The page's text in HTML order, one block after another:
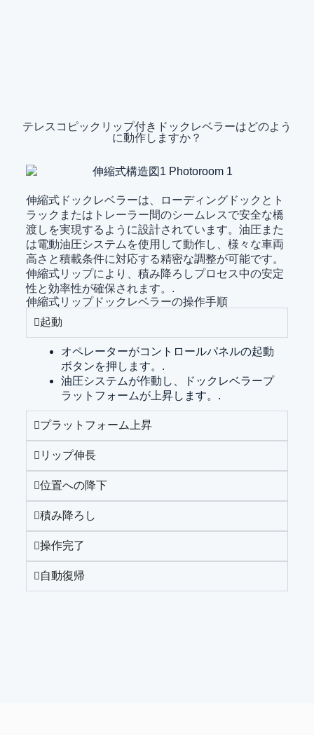
テレスコピックリップ付きドックレベラーはどのよう
に動作しますか？
伸縮式ドックレベラーは、ローディングドックとト
ラックまたはトレーラー間のシームレスで安全な橋
渡しを実現するように設計されています。油圧また
は電動油圧システムを使用して動作し、様々な車両
高さと積載条件に対応する精密な調整が可能です。
伸縮式リップにより、積み降ろしプロセス中の安定
性と効率性が確保されます。.
伸縮式リップドックレベラーの操作手順
起動
オペレーターがコントロールパネルの起動
ボタンを押します。.
油圧システムが作動し、ドックレベラープ
ラットフォームが上昇します。.
プラットフォーム上昇
リップ伸長
位置への降下
積み降ろし
操作完了
自動復帰